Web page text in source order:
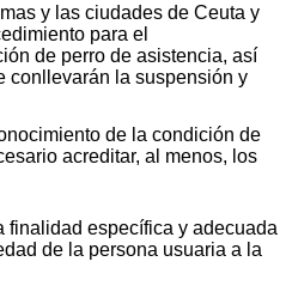
y las ciudades de Ceuta y
para el
de perro de asistencia, así
conllevarán la suspensión y
de la condición de
acreditar, al menos, los
finalidad específica y adecuada
de la persona usuaria a la